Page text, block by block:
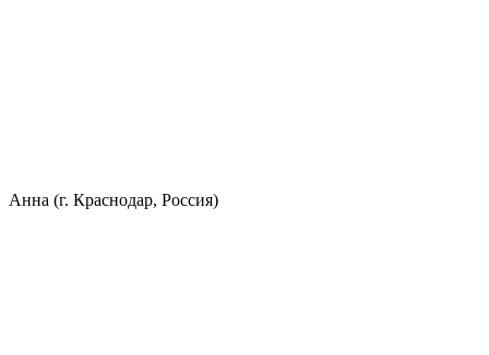
Анна (г. Краснодар, Россия)